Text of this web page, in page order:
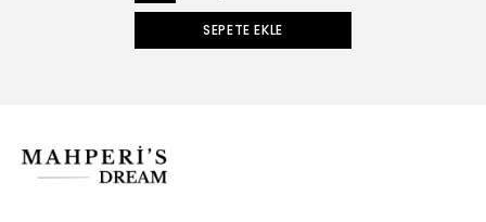
SEPETE EKLE